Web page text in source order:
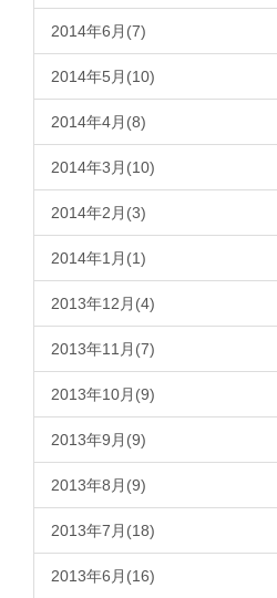
2014年6月(7)
2014年5月(10)
2014年4月(8)
2014年3月(10)
2014年2月(3)
2014年1月(1)
2013年12月(4)
2013年11月(7)
2013年10月(9)
2013年9月(9)
2013年8月(9)
2013年7月(18)
2013年6月(16)